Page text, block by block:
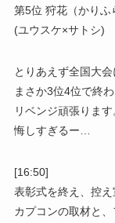
第5位 狩花（かりふ
(ユウスケ×サトシ)
とりあえず全国大会
まさか3位4位で終
リベンジ頑張ります
悔しすぎるー…
[16:50]
表彰式を終え、控え
カプコンの取材と